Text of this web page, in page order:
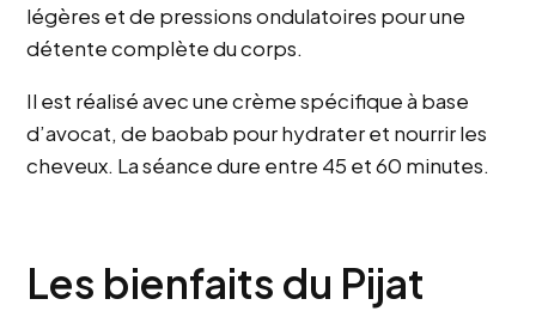
légères et de pressions ondulatoires pour une
détente complète du corps.
Il est réalisé avec une crème spécifique à base
d’avocat, de baobab pour hydrater et nourrir les
cheveux. La séance dure entre 45 et 60 minutes.
Les bienfaits du Pijat